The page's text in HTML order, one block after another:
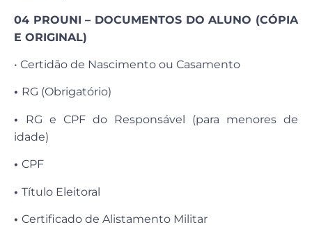
04 PROUNI – DOCUMENTOS DO ALUNO (CÓPIA
E ORIGINAL)
• Certidão de Nascimento ou Casamento
• RG (Obrigatório)
• RG e CPF do Responsável (para menores de
idade)
• CPF
• Título Eleitoral
• Certificado de Alistamento Militar